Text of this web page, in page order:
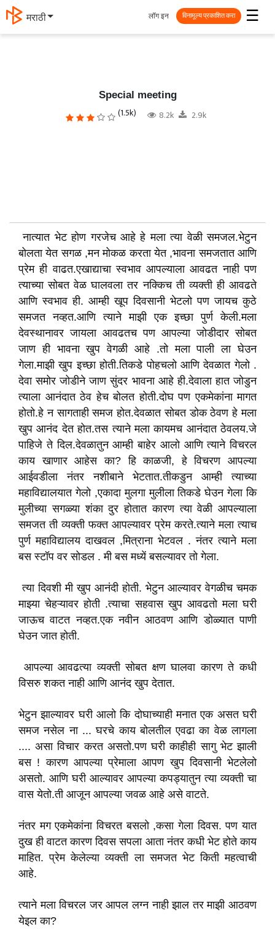
मराठी ☰
लॉग इन विनामूल्य प्रकाशित करा
Special meeting
(1.5k) 8.2k 2.9k
नात्यात भेट होण गरजेच आहे हे मला त्या वेळी समजल.भेटुन
बोलता येत सगळ ,मन मोकळ करता येत ,भावना समजतात आणि
प्रेम ही वाढत.एखाद्याचा स्वभाव आपल्याला आवढत नाही पण
त्याच्या सोबत वेळ घालवला तर नक्किच ती व्यक्ती ही आवढते
आणि स्वभाव ही. आम्ही खूप दिवसानी भेटलो पण जायच कुठे
समजत नव्हत.आणि त्याने माझी एक इच्छा पुर्ण केली.मला
देवस्थानावर जायला आवढतच पण आपल्या जोडीदार सोबत
जाण ही भावना खुप वेगळी आहे .तो मला पाली ला घेउन
गेला.माझी खुप इच्छा होती.तिकडे पोहचलो आणि देवळात गेलो .
देवा समोर जोडीने जाण सुंदर भावना आहे ही.देवाला हात जोडुन
त्याला आनंदात ठेव हेच बोलत होती.दोघ पण एकमेकांना मागत
होतो.हे न सागताही समज होत.देवळात‌ सोबत डोक ठेवण हे मला
खुप आनंद देत होत.तस त्याने मला कायमच आनंदात ठेवलय.जे
पाहिजे ते दिल.देवळातुन आम्ही बाहेर आलो आणि त्याने विचरल
काय खाणार आहेस का? हि काळजी, हे विचरण आपल्या
आईवडीला नंतर नशीबाने भेटतात.तीकडुन‌ आम्ही त्याच्या
महाविद्यालयात गेलो ,एकादा मुलगा मुलीला तिकडे घेउन गेला कि
मुलीच्या सगळ्या शंका दुर होतात कारण त्या वेळी आपल्याला
समजत ती व्यक्ती फक्त आपल्यावर प्रेम करते.त्याने मला त्याच
पुर्ण महाविद्यालय दाखवल ,मित्राना भेटवल . नंतर त्याने मला
बस स्टॉप वर सोडल . मी बस मध्यें बसल्यावर तो गेला.
त्या दिवशी मी खुप आनंदी होती. भेटुन आल्यावर वेगळीच चमक
माझ्या चेहऱ्यावर होती .त्याचा सहवास खुप आवढतो मला घरी
जाऊच वाटत नव्हत.एक नवीन आठवण आणि डोळ्यात पाणी
घेउन जात होती.
आपल्या आवढत्या व्यक्ती सोबत क्षण घालवा कारण ते कधी
विसरु शकत नाही आणि आनंद खुप देतात.
भेटुन झाल्यावर घरी आलो कि दोघाच्याही मनात एक असत घरी
समज नसेल ना ... घरचे काय बोलतील एवढा का वेळ लागला
.... असा विचार करत असतो.पण घरी काहीही सागु भेट झाली
बस ! कारण आपल्या प्रेमाला आपण खुप दिवसानी भेटलेलो
असतो. आणि घरी आल्यावर आपल्या कपड्यातुन त्या व्यक्ती चा
वास येतो.ती आजून आपल्या जवळ आहे असे वाटते.
नंतर मग एकमेकांना विचरत बसलो ,कसा गेला दिवस. पण यात
दुख ही वाटत कारण दिवस सपला आता नंतर कधी भेट होते काय
माहित. प्रेम केलेल्या व्यक्ती ला समजत भेट किती महत्वाची
आहे.
त्याने मला विचरल जर आपल लग्न नाही झाल तर माझी आठवण
येइल का?